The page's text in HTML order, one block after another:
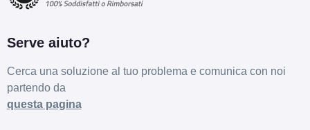
Serve aiuto?
Cerca una soluzione al tuo problema e comunica con noi
partendo da
questa pagina